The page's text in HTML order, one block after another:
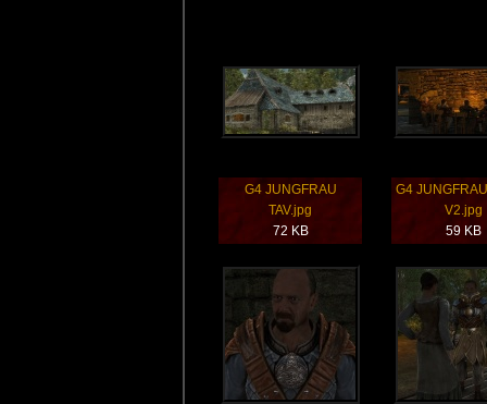
G4 JUNGFRAU
TAV.jpg
72 KB
G4
V2.jpg
59 KB